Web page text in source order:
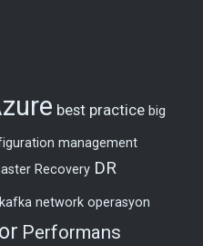
best practice big
management
Recovery DR
kafka network operasyon
Performans